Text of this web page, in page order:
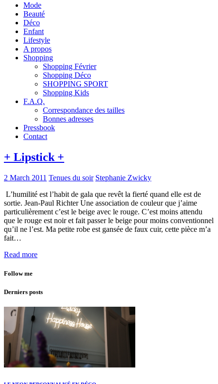
Mode
Beauté
Déco
Enfant
Lifestyle
A propos
Shopping
Shopping Février
Shopping Déco
SHOPPING SPORT
Shopping Kids
F.A.Q.
Correspondance des tailles
Bonnes adresses
Pressbook
Contact
+ Lipstick +
2 March 2011 Tenues du soir Stephanie Zwicky
L’humilité est l’habit de gala que revêt la fierté quand elle est de
sortie. Jean-Paul Richter Une association de couleur que j’aime
particulièrement c’est le beige avec le rouge. C’est moins attendu
que le rouge est noir et fait passer le beige pour moins conventionnel
qu’il ne l’est. Ma petite robe est gansée de faux cuir, cette pièce m’a
fait…
Read more
Follow me
Derniers posts